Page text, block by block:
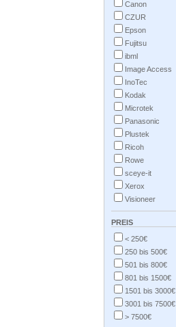
Canon
CZUR
Epson
Fujitsu
ibml
Image Access
InoTec
Kodak
Microtek
Panasonic
Plustek
Ricoh
Rowe
sceye-it
Xerox
Visioneer
PREIS
< 250€
250 bis 500€
501 bis 800€
801 bis 1500€
1501 bis 3000€
3001 bis 7500€
> 7500€